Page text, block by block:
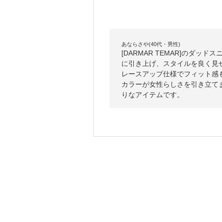
あならさや(40代・男性)
[DARMAR TEMAR]のダッドス
に引き上げ、スタイルを良く
レースアップ仕様でフィット
カラーが女性らしさを引き立
りなアイテムです。